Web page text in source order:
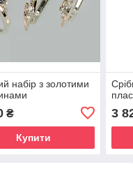
набір з золотими
₴
Купити
3